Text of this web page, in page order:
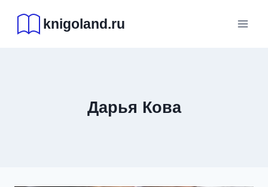
содержимому
knigoland.ru
Дарья Кова